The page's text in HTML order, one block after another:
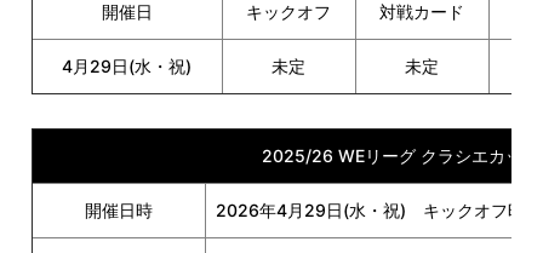
開催日 キックオフ 対戦カード
4月29日(水・祝) 未定 未定
2025/26 WEリーグ クラシエカップ
開催日時 2026年4月29日(水・祝) キックオフ時